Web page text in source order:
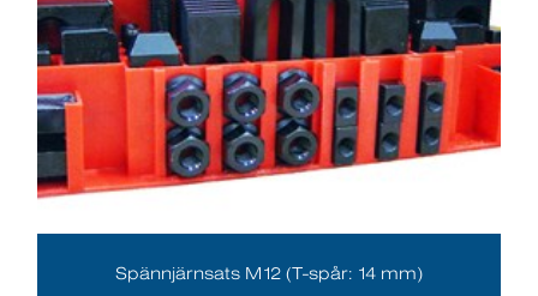
Spännjärnsats M12 (T-spår: 14 mm)